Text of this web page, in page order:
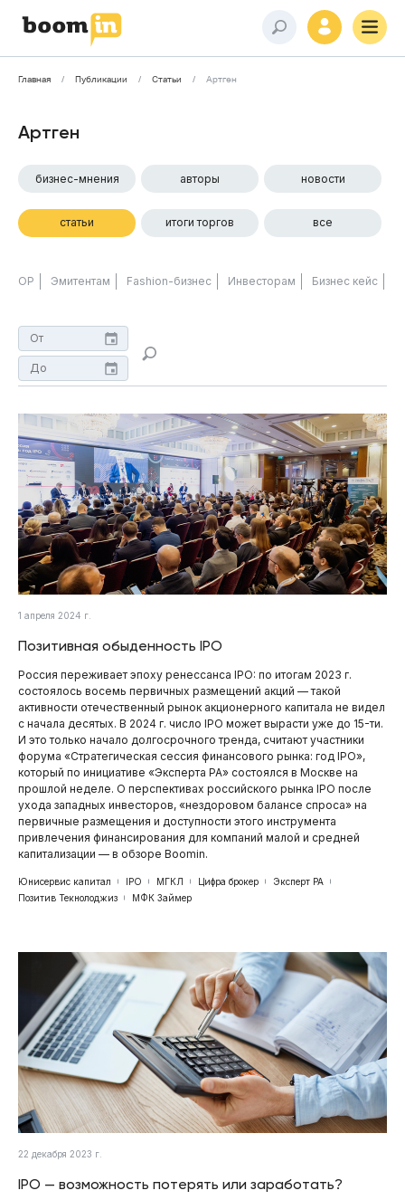
Главная Публикации Статьи Артген
Артген
бизнес-мнения авторы новости
статьи итоги торгов все
ОР Эмитентам Fashion-бизнес Инвесторам Бизнес кейс
1 апреля 2024 г.
Позитивная обыденность IPO
Россия переживает эпоху ренессанса IPO: по итогам 2023 г.
состоялось восемь первичных размещений акций — такой
активности отечественный рынок акционерного капитала не видел
с начала десятых. В 2024 г. число IPO может вырасти уже до 15-ти.
И это только начало долгосрочного тренда, считают участники
форума «Стратегическая сессия финансового рынка: год IPO»,
который по инициативе «Эксперта РА» состоялся в Москве на
прошлой неделе. О перспективах российского рынка IPO после
ухода западных инвесторов, «нездоровом балансе спроса» на
первичные размещения и доступности этого инструмента
привлечения финансирования для компаний малой и средней
капитализации — в обзоре Boomin.
Юнисервис капитал IPO МГКЛ Цифра брокер
Эксперт РА
Позитив Текнолоджиз
МФК Займер
22 декабря 2023 г.
IPO — возможность потерять или заработать?